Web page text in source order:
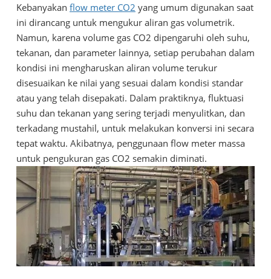
Kebanyakan flow meter CO2 yang umum digunakan saat
ini dirancang untuk mengukur aliran gas volumetrik.
Namun, karena volume gas CO2 dipengaruhi oleh suhu,
tekanan, dan parameter lainnya, setiap perubahan dalam
kondisi ini mengharuskan aliran volume terukur
disesuaikan ke nilai yang sesuai dalam kondisi standar
atau yang telah disepakati. Dalam praktiknya, fluktuasi
suhu dan tekanan yang sering terjadi menyulitkan, dan
terkadang mustahil, untuk melakukan konversi ini secara
tepat waktu. Akibatnya, penggunaan flow meter massa
untuk pengukuran gas CO2 semakin diminati.